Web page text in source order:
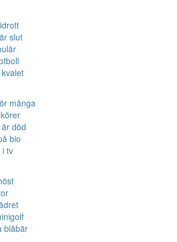
slut
många
död
bio
i tv
blåbär